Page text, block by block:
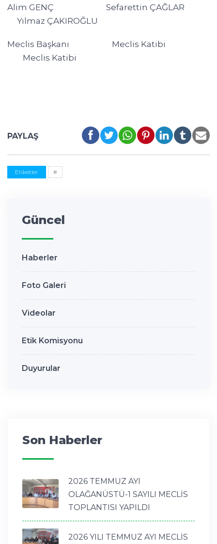
Alim GENÇ Sefarettin ÇAĞLAR
Yılmaz ÇAKIROĞLU
Meclis Başkanı Meclis Katibi
Meclis Katibi
PAYLAŞ
Etiketler #
Güncel
Haberler
Foto Galeri
Videolar
Etik Komisyonu
Duyurular
Son Haberler
2026 TEMMUZ AYI
OLAĞANÜSTÜ-1 SAYILI MECLİS
TOPLANTISI YAPILDI
2026 YILI TEMMUZ AYI MECLİS